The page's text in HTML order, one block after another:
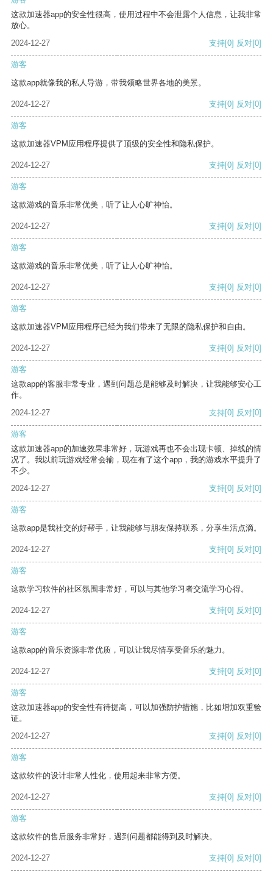
这款加速器app的安全性很高，使用过程中不会泄露个人信息，让我非常
放心。
2024-12-27
支持[0] 反对[0]
游客
这款app就像我的私人导游，带我领略世界各地的美景。
2024-12-27 支持[0] 反对[0]
游客
这款加速器VPM应用程序提供了顶级的安全性和隐私保护。
2024-12-27 支持[0] 反对[0]
游客
这款游戏的音乐非常优美，听了让人心旷神怡。
2024-12-27 支持[0] 反对[0]
游客
这款游戏的音乐非常优美，听了让人心旷神怡。
2024-12-27 支持[0] 反对[0]
游客
这款加速器VPM应用程序已经为我们带来了无限的隐私保护和自由。
2024-12-27 支持[0] 反对[0]
游客
这款app的客服非常专业，遇到问题总是能够及时解决，让我能够安心工
作。
2024-12-27
支持[0] 反对[0]
游客
这款加速器app的加速效果非常好，玩游戏再也不会出现卡顿、掉线的情
况了。我以前玩游戏经常会输，现在有了这个app，我的游戏水平提升了
不少。
2024-12-27
支持[0] 反对[0]
游客
这款app是我社交的好帮手，让我能够与朋友保持联系，分享生活点滴。
2024-12-27 支持[0] 反对[0]
游客
这款学习软件的社区氛围非常好，可以与其他学习者交流学习心得。
2024-12-27 支持[0] 反对[0]
游客
这款app的音乐资源非常优质，可以让我尽情享受音乐的魅力。
2024-12-27 支持[0] 反对[0]
游客
这款加速器app的安全性有待提高，可以加强防护措施，比如增加双重验
证。
2024-12-27
支持[0] 反对[0]
游客
这款软件的设计非常人性化，使用起来非常方便。
2024-12-27 支持[0] 反对[0]
游客
这款软件的售后服务非常好，遇到问题都能得到及时解决。
2024-12-27 支持[0] 反对[0]